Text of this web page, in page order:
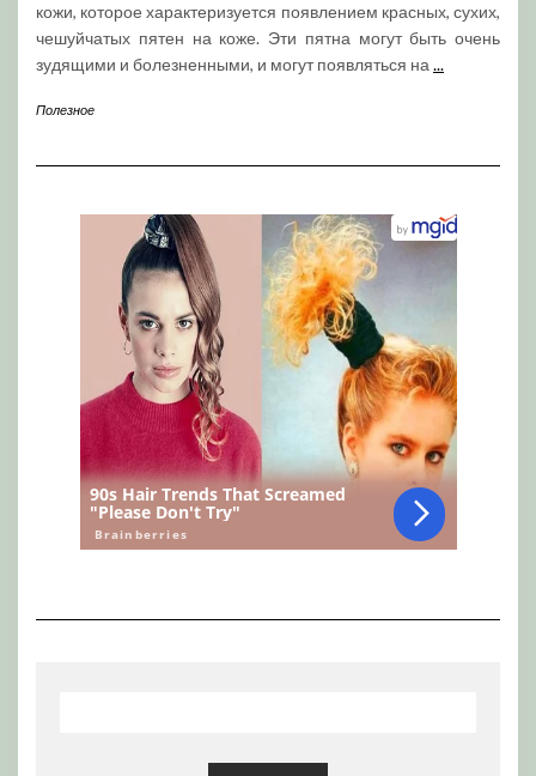
кожи, которое характеризуется появлением красных, сухих,
чешуйчатых пятен на коже. Эти пятна могут быть очень
зудящими и болезненными, и могут появляться на ...
Полезное